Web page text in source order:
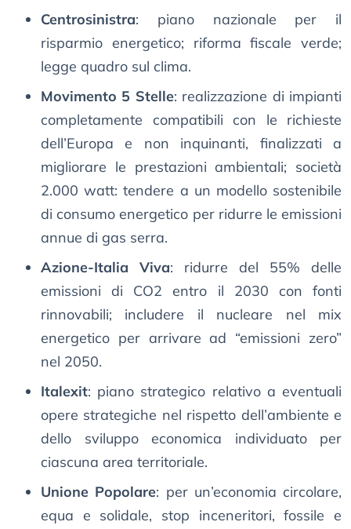
Centrosinistra: piano nazionale per il
risparmio energetico; riforma fiscale verde;
legge quadro sul clima.
Movimento 5 Stelle: realizzazione di impianti
completamente compatibili con le richieste
dell’Europa e non inquinanti, finalizzati a
migliorare le prestazioni ambientali; società
2.000 watt: tendere a un modello sostenibile
di consumo energetico per ridurre le emissioni
annue di gas serra.
Azione-Italia Viva: ridurre del 55% delle
emissioni di CO2 entro il 2030 con fonti
rinnovabili; includere il nucleare nel mix
energetico per arrivare ad “emissioni zero”
nel 2050.
Italexit: piano strategico relativo a eventuali
opere strategiche nel rispetto dell’ambiente e
dello sviluppo economica individuato per
ciascuna area territoriale.
Unione Popolare: per un’economia circolare,
equa e solidale, stop inceneritori, fossile e